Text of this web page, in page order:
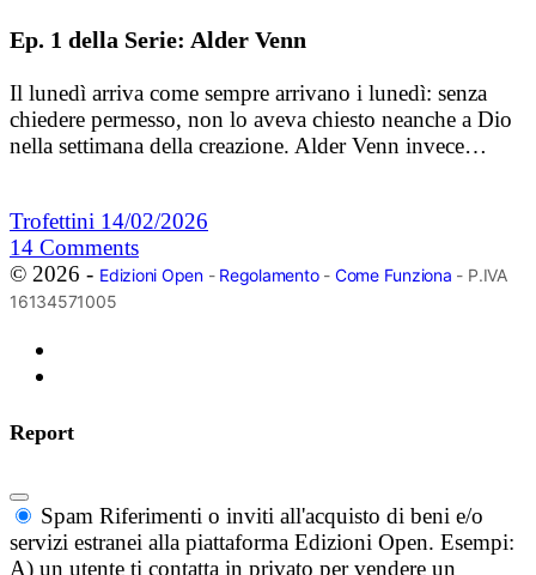
Ep. 1 della Serie: Alder Venn
Il lunedì arriva come sempre arrivano i lunedì: senza
chiedere permesso, non lo aveva chiesto neanche a Dio
nella settimana della creazione. Alder Venn invece…
Trofettini 14/02/2026
14 Comments
© 2026 - Edizioni Open- Regolamento- Come Funziona - P.IVA
16134571005
Report
Spam Riferimenti o inviti all'acquisto di beni e/o
servizi estranei alla piattaforma Edizioni Open. Esempi:
A) un utente ti contatta in privato per vendere un